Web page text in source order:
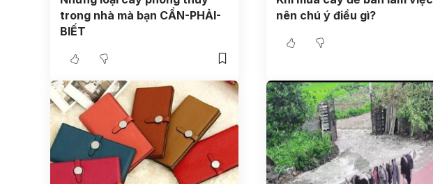
trong nhà mà bạn CẦN-PHẢI-
BIẾT
nên chú ý điều gì?